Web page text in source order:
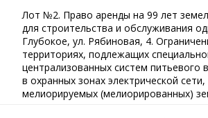
Лот №2. Право аренды на 99 лет
для строительства и обслуживания
Глубокое, ул. Рябиновая, 4.
территориях, подлежащих
централизованных систем
в охранных зонах электрической
мелиорируемых (мелиорированных)